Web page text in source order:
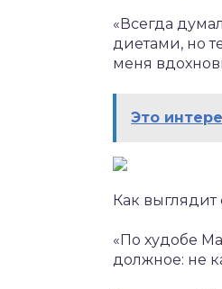
«Всегда
диетами, но
меня
Это
Как
«По худобе
должное: не